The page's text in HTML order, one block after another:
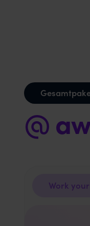
@
Work